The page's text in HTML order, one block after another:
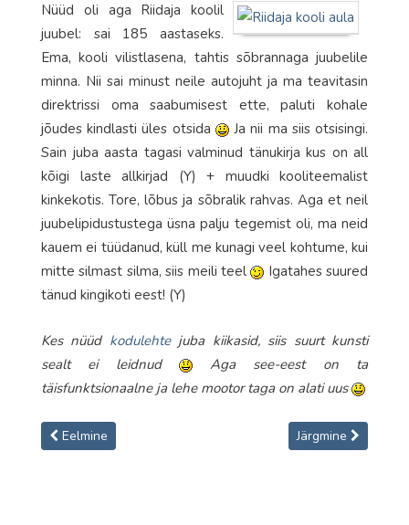
Nüüd oli aga Riidaja koolil
juubel: sai 185 aastaseks.
Ema, kooli vilistlasena, tahtis sõbrannaga juubelile
minna. Nii sai minust neile autojuht ja ma teavitasin
direktrissi oma saabumisest ette, paluti kohale
jõudes kindlasti üles otsida
Ja nii ma siis otsisingi.
Sain juba aasta tagasi valminud tänukirja kus on all
kõigi laste allkirjad (Y) + muudki kooliteemalist
kinkekotis. Tore, lõbus ja sõbralik rahvas. Aga et neil
juubelipidustustega üsna palju tegemist oli, ma neid
kauem ei tüüdanud, küll me kunagi veel kohtume, kui
mitte silmast silma, siis meili teel
Igatahes suured
tänud kingikoti eest! (Y)
Kes nüüd kodulehtejuba kiikasid, siis suurt kunsti
sealt ei leidnud
Aga see-eest on ta
täisfunktsionaalne ja lehe mootor taga on alati uus
Eelmine artikkel: Õhtu Psühhoterroriga
Eelmine Järgmine artikkel: I
Järgmine